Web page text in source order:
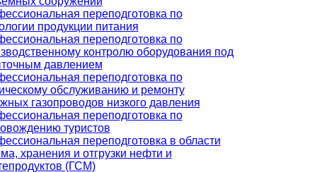
переподготовка по
продукции питания
переподготовка по
контролю оборудования под
давлением
переподготовка по
обслуживанию и ремонту
газопроводов низкого давления
переподготовка по
туристов
переподготовка в области
хранения и отгрузки нефти и
(ГСМ)